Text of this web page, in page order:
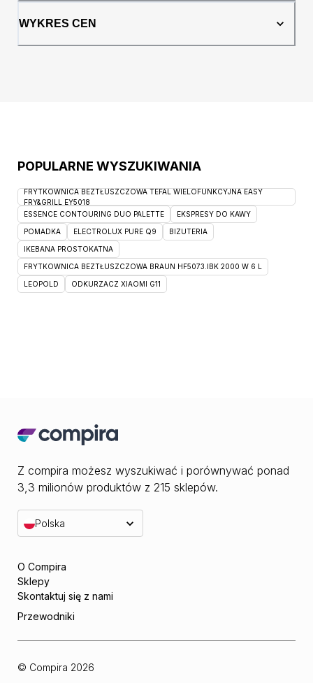
czy biżuterii, utrzymując porządek i
minimalizując bałagan. Toaletka Bemmi to nie
WYKRES CEN
POPULARNE WYSZUKIWANIA
FRYTKOWNICA BEZTŁUSZCZOWA TEFAL WIELOFUNKCYJNA EASY
FRY&GRILL EY5018
ESSENCE CONTOURING DUO PALETTE
EKSPRESY DO KAWY
POMADKA ELECTROLUX PURE Q9 BIZUTERIA
IKEBANA PROSTOKATNA
FRYTKOWNICA BEZTŁUSZCZOWA BRAUN HF5073.IBK 2000 W 6 L
LEOPOLD ODKURZACZ XIAOMI G11
Z compira możesz wyszukiwać i porównywać ponad
3,3 milionów produktów z 215 sklepów.
Polska
O Compira
Sklepy
Skontaktuj się z nami
Przewodniki
© Compira 2026